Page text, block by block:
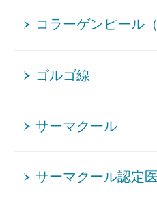
コラーゲンピール（
ゴルゴ線
サーマクール
サーマクール認定医